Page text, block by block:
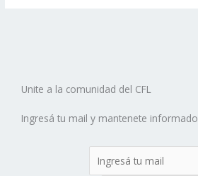
Unite a la comunidad del CFL
Ingresá tu mail y mantenete informado